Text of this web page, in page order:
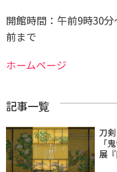
開館時間：午前9時30
前まで
ホームページ
記事一覧
刀
「
展